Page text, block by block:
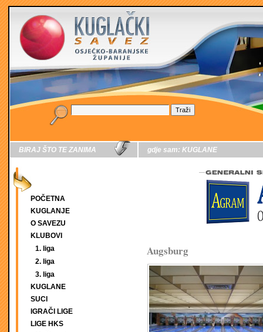
BIRAJ ŠTO TE ZANIMA
POČETNA
KUGLANJE
O SAVEZU
KLUBOVI
1. liga
2. liga
3. liga
KUGLANE
SUCI
IGRAČI LIGE
LIGE HKS
gdje sam: KUGLANE
Augsburg